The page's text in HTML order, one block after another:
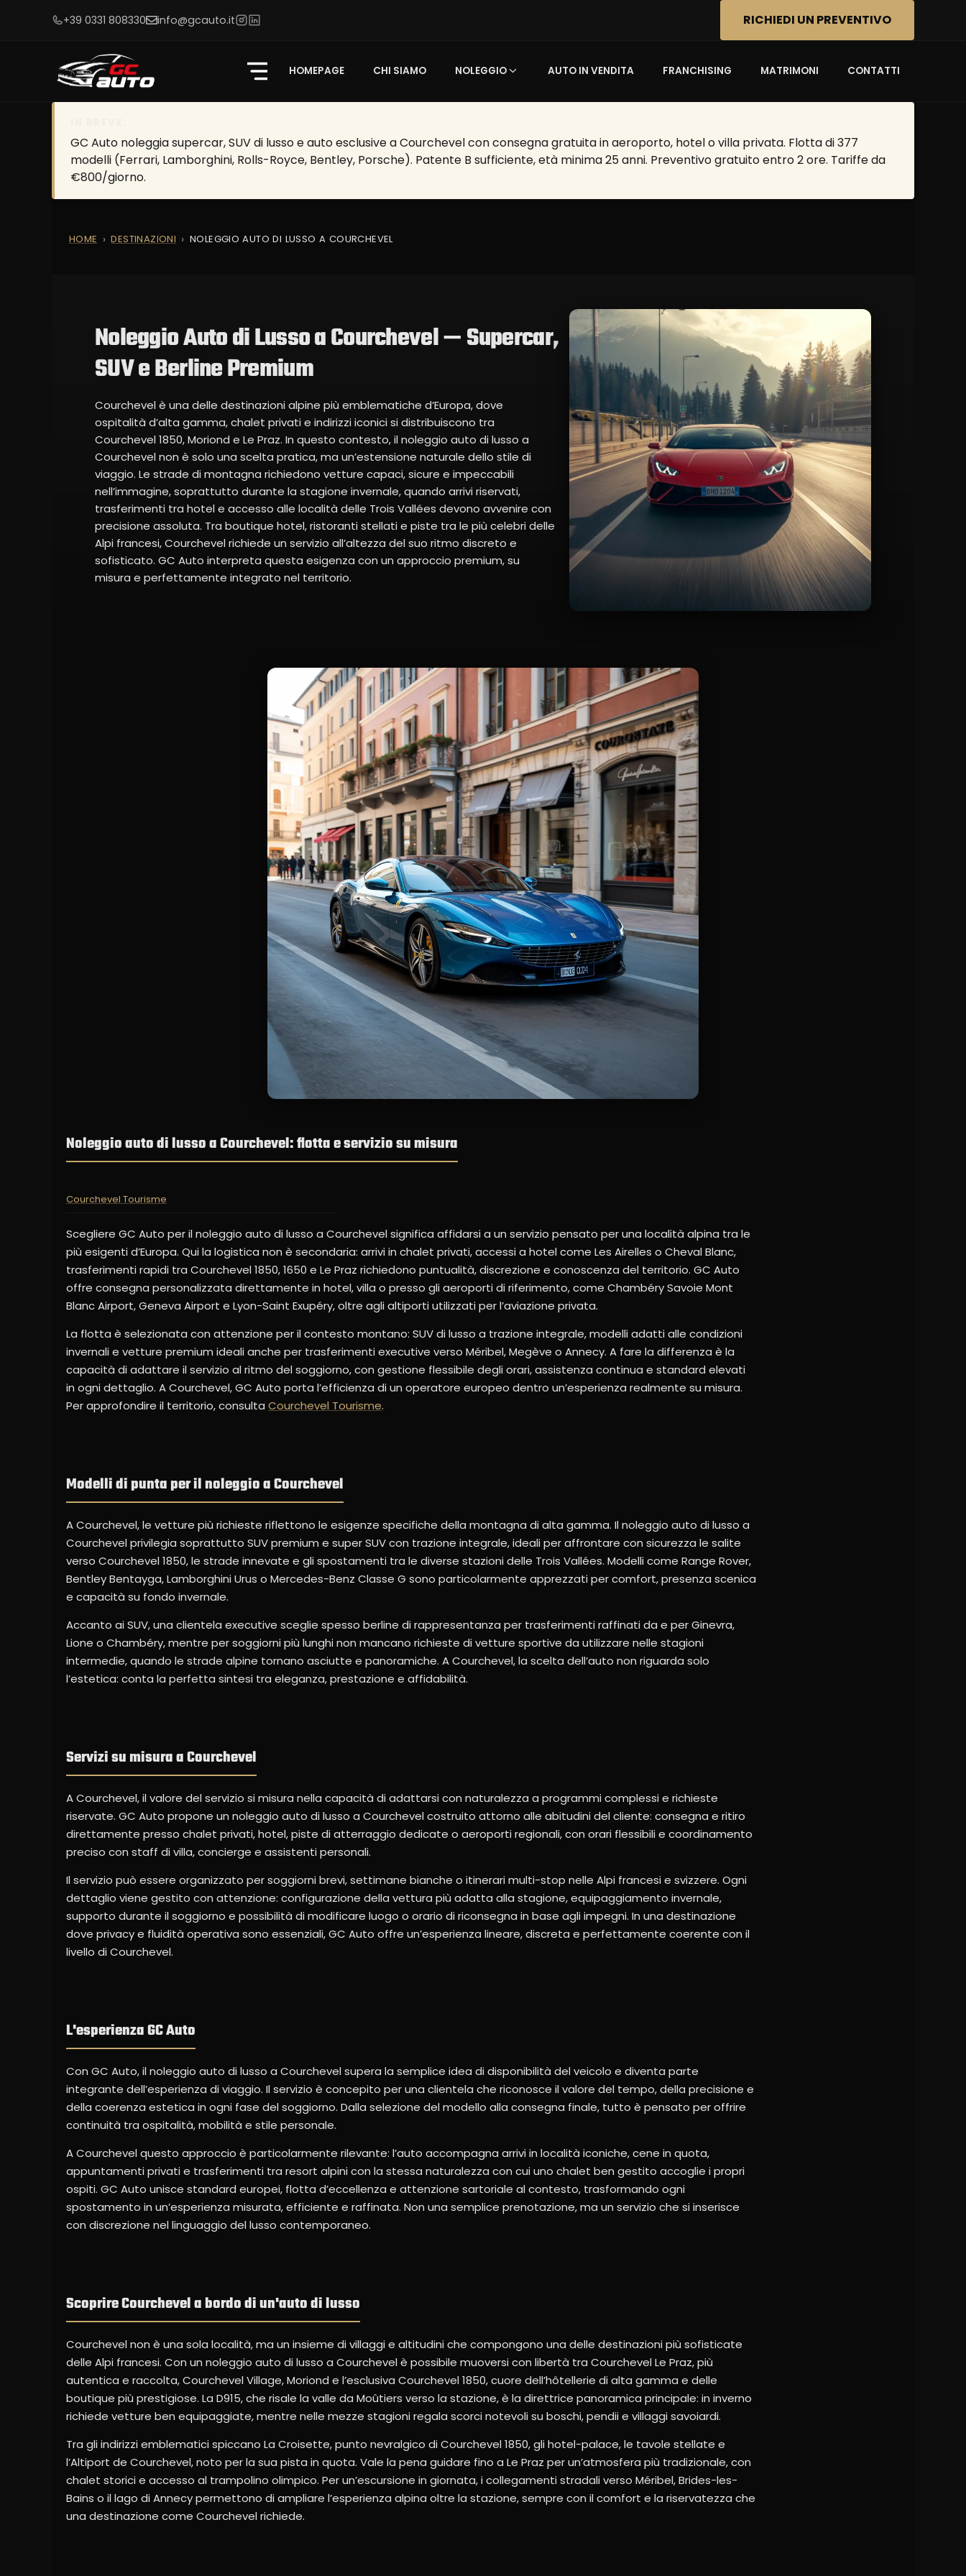
+39 0331 808330 info@gcauto.it RICHIEDI UN PREVENTIVO
HOMEPAGE CHI SIAMO NOLEGGIO AUTO IN VENDITA FRANCHISING MATRIMONI CONTATTI
GC Auto noleggia supercar, SUV di lusso e auto esclusive a Courchevel con consegna gratuita in aeroporto, hotel o villa privata. Flotta di 377
modelli (Ferrari, Lamborghini, Rolls-Royce, Bentley, Porsche). Patente B sufficiente, età minima 25 anni. Preventivo gratuito entro 2 ore. Tariffe da
€800/giorno.
HOME DESTINAZIONI NOLEGGIO AUTO DI LUSSO A COURCHEVEL
Noleggio Auto di Lusso a Courchevel — Supercar,
SUV e Berline Premium
Courchevel è una delle destinazioni alpine più emblematiche d’Europa, dove
ospitalità d’alta gamma, chalet privati e indirizzi iconici si distribuiscono tra
Courchevel 1850, Moriond e Le Praz. In questo contesto, il noleggio auto di lusso a
Courchevel non è solo una scelta pratica, ma un’estensione naturale dello stile di
viaggio. Le strade di montagna richiedono vetture capaci, sicure e impeccabili
nell’immagine, soprattutto durante la stagione invernale, quando arrivi riservati,
trasferimenti tra hotel e accesso alle località delle Trois Vallées devono avvenire con
precisione assoluta. Tra boutique hotel, ristoranti stellati e piste tra le più celebri delle
Alpi francesi, Courchevel richiede un servizio all’altezza del suo ritmo discreto e
sofisticato. GC Auto interpreta questa esigenza con un approccio premium, su
misura e perfettamente integrato nel territorio.
Noleggio auto di lusso a Courchevel: flotta e servizio su misura
Courchevel Tourisme
Scegliere GC Auto per il noleggio auto di lusso a Courchevel significa affidarsi a un servizio pensato per una località alpina tra le
più esigenti d’Europa. Qui la logistica non è secondaria: arrivi in chalet privati, accessi a hotel come Les Airelles o Cheval Blanc,
trasferimenti rapidi tra Courchevel 1850, 1650 e Le Praz richiedono puntualità, discrezione e conoscenza del territorio. GC Auto
offre consegna personalizzata direttamente in hotel, villa o presso gli aeroporti di riferimento, come Chambéry Savoie Mont
Blanc Airport, Geneva Airport e Lyon-Saint Exupéry, oltre agli altiporti utilizzati per l’aviazione privata.
La flotta è selezionata con attenzione per il contesto montano: SUV di lusso a trazione integrale, modelli adatti alle condizioni
invernali e vetture premium ideali anche per trasferimenti executive verso Méribel, Megève o Annecy. A fare la differenza è la
capacità di adattare il servizio al ritmo del soggiorno, con gestione flessibile degli orari, assistenza continua e standard elevati
in ogni dettaglio. A Courchevel, GC Auto porta l’efficienza di un operatore europeo dentro un’esperienza realmente su misura.
Per approfondire il territorio, consulta Courchevel Tourisme.
Modelli di punta per il noleggio a Courchevel
A Courchevel, le vetture più richieste riflettono le esigenze specifiche della montagna di alta gamma. Il noleggio auto di lusso a
Courchevel privilegia soprattutto SUV premium e super SUV con trazione integrale, ideali per affrontare con sicurezza le salite
verso Courchevel 1850, le strade innevate e gli spostamenti tra le diverse stazioni delle Trois Vallées. Modelli come Range Rover,
Bentley Bentayga, Lamborghini Urus o Mercedes-Benz Classe G sono particolarmente apprezzati per comfort, presenza scenica
e capacità su fondo invernale.
Accanto ai SUV, una clientela executive sceglie spesso berline di rappresentanza per trasferimenti raffinati da e per Ginevra,
Lione o Chambéry, mentre per soggiorni più lunghi non mancano richieste di vetture sportive da utilizzare nelle stagioni
intermedie, quando le strade alpine tornano asciutte e panoramiche. A Courchevel, la scelta dell’auto non riguarda solo
l’estetica: conta la perfetta sintesi tra eleganza, prestazione e affidabilità.
Servizi su misura a Courchevel
A Courchevel, il valore del servizio si misura nella capacità di adattarsi con naturalezza a programmi complessi e richieste
riservate. GC Auto propone un noleggio auto di lusso a Courchevel costruito attorno alle abitudini del cliente: consegna e ritiro
direttamente presso chalet privati, hotel, piste di atterraggio dedicate o aeroporti regionali, con orari flessibili e coordinamento
preciso con staff di villa, concierge e assistenti personali.
Il servizio può essere organizzato per soggiorni brevi, settimane bianche o itinerari multi-stop nelle Alpi francesi e svizzere. Ogni
dettaglio viene gestito con attenzione: configurazione della vettura più adatta alla stagione, equipaggiamento invernale,
supporto durante il soggiorno e possibilità di modificare luogo o orario di riconsegna in base agli impegni. In una destinazione
dove privacy e fluidità operativa sono essenziali, GC Auto offre un’esperienza lineare, discreta e perfettamente coerente con il
livello di Courchevel.
L'esperienza GC Auto
Con GC Auto, il noleggio auto di lusso a Courchevel supera la semplice idea di disponibilità del veicolo e diventa parte
integrante dell’esperienza di viaggio. Il servizio è concepito per una clientela che riconosce il valore del tempo, della precisione e
della coerenza estetica in ogni fase del soggiorno. Dalla selezione del modello alla consegna finale, tutto è pensato per offrire
continuità tra ospitalità, mobilità e stile personale.
A Courchevel questo approccio è particolarmente rilevante: l’auto accompagna arrivi in località iconiche, cene in quota,
appuntamenti privati e trasferimenti tra resort alpini con la stessa naturalezza con cui uno chalet ben gestito accoglie i propri
ospiti. GC Auto unisce standard europei, flotta d’eccellenza e attenzione sartoriale al contesto, trasformando ogni
spostamento in un’esperienza misurata, efficiente e raffinata. Non una semplice prenotazione, ma un servizio che si inserisce
con discrezione nel linguaggio del lusso contemporaneo.
Scoprire Courchevel a bordo di un'auto di lusso
Courchevel non è una sola località, ma un insieme di villaggi e altitudini che compongono una delle destinazioni più sofisticate
delle Alpi francesi. Con un noleggio auto di lusso a Courchevel è possibile muoversi con libertà tra Courchevel Le Praz, più
autentica e raccolta, Courchevel Village, Moriond e l’esclusiva Courchevel 1850, cuore dell’hôtellerie di alta gamma e delle
boutique più prestigiose. La D915, che risale la valle da Moûtiers verso la stazione, è la direttrice panoramica principale: in inverno
richiede vetture ben equipaggiate, mentre nelle mezze stagioni regala scorci notevoli su boschi, pendii e villaggi savoiardi.
Tra gli indirizzi emblematici spiccano La Croisette, punto nevralgico di Courchevel 1850, gli hotel-palace, le tavole stellate e
l’Altiport de Courchevel, noto per la sua pista in quota. Vale la pena guidare fino a Le Praz per un’atmosfera più tradizionale, con
chalet storici e accesso al trampolino olimpico. Per un’escursione in giornata, i collegamenti stradali verso Méribel, Brides-les-
Bains o il lago di Annecy permettono di ampliare l’esperienza alpina oltre la stazione, sempre con il comfort e la riservatezza che
una destinazione come Courchevel richiede.